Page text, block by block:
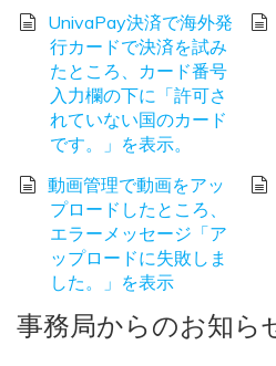
UnivaPay決済で海外発
行カードで決済を試み
たところ、カード番号
入力欄の下に「許可さ
れていない国のカード
です。」を表示。
動画管理で動画をアッ
プロードしたところ、
エラーメッセージ「ア
ップロードに失敗しま
した。」を表示
事務局からのお知ら